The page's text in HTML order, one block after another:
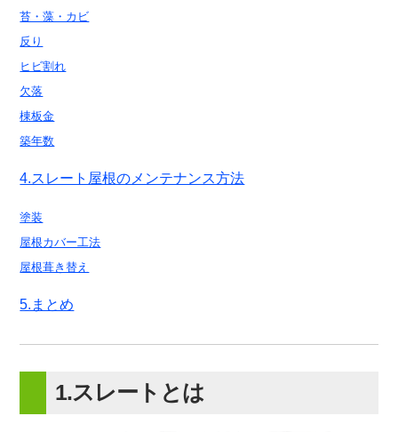
苔・藻・カビ
反り
ヒビ割れ
欠落
棟板金
築年数
4.スレート屋根のメンテナンス方法
塗装
屋根カバー工法
屋根葺き替え
5.まとめ
1.スレートとは